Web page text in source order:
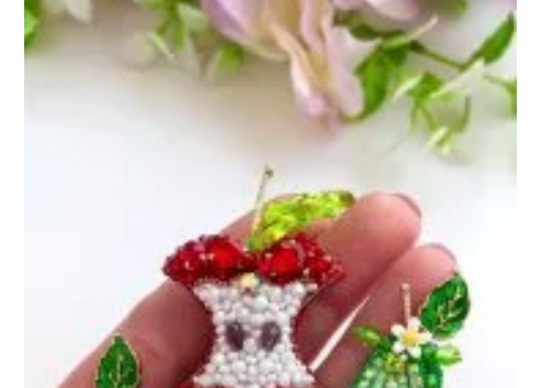
—
16